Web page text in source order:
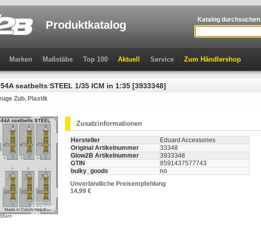
Produktkatalog Katalog
Marken Maßstäbe Top 100 Aktuell Service Zum Händlershop
seatbelts STEEL 1/35 ICM in 1:35 [3933348]
Zub. Plastik
Zusatzinformationen
Hersteller
Eduard Accessories
Original Artikelnummer
33348
Glow2B Artikelnummer
3933348
GTIN
8591437577743
bulky_goods
no
Unverbindliche Preisempfehlung
14,99 €